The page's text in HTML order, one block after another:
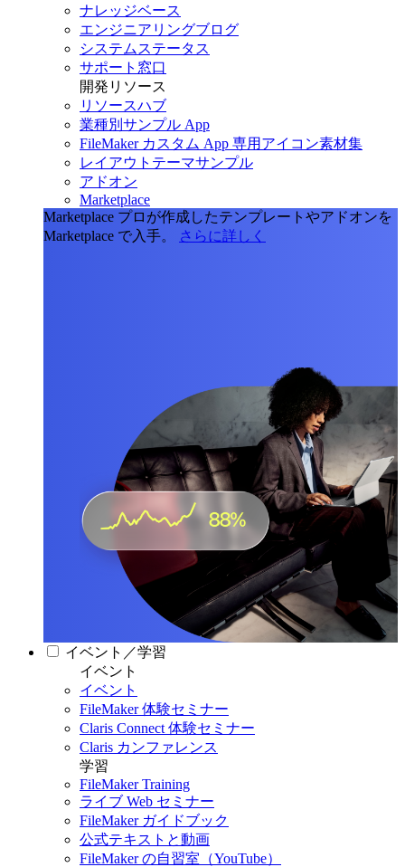
ナレッジベース
エンジニアリングブログ
システムステータス
サポート窓口
開発リソース
リソースハブ
業種別サンプル App
FileMaker カスタム App 専用アイコン素材集
レイアウトテーマサンプル
アドオン
Marketplace
Marketplace プロが作成したテンプレートやアドオンを
Marketplace で入手。
さらに詳しく
イベント／学習
イベント
イベント
FileMaker 体験セミナー
Claris Connect 体験セミナー
Claris カンファレンス
学習
FileMaker Training
ライブ Web セミナー
FileMaker ガイドブック
公式テキストと動画
FileMaker の自習室（YouTube）